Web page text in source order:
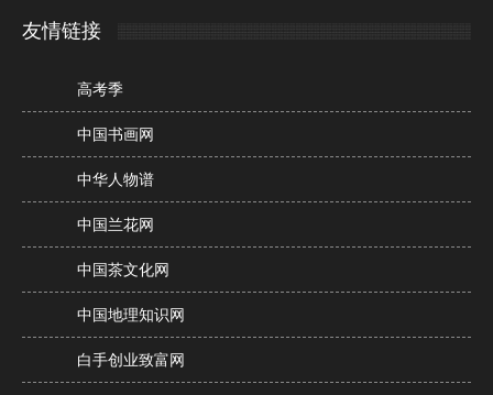
友情链接
高考季
中国书画网
中华人物谱
中国兰花网
中国茶文化网
中国地理知识网
白手创业致富网